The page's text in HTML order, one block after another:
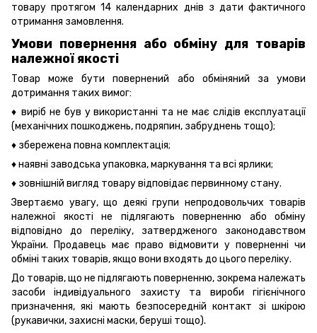
товару протягом 14 календарних днів з дати фактичного
отримання замовлення.
Умови повернення або обміну для товарів
належної якості
Товар може бути повернений або обміняний за умови
дотримання таких вимог:
♦ виріб не був у використанні та не має слідів експлуатації
(механічних пошкоджень, подряпин, забруднень тощо);
♦ збережена повна комплектація;
♦ наявні заводська упаковка, маркування та всі ярлики;
♦ зовнішній вигляд товару відповідає первинному стану.
Звертаємо увагу, що деякі групи непродовольчих товарів
належної якості не підлягають поверненню або обміну
відповідно до переліку, затвердженого законодавством
України. Продавець має право відмовити у поверненні чи
обміні таких товарів, якщо вони входять до цього переліку.
До товарів, що не підлягають поверненню, зокрема належать
засоби індивідуального захисту та вироби гігієнічного
призначення, які мають безпосередній контакт зі шкірою
(рукавички, захисні маски, беруші тощо).